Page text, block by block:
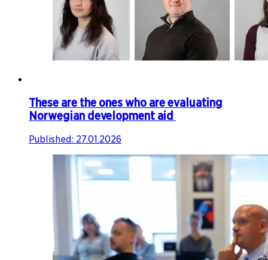
These are the ones who are evaluating
Norwegian development aid ​​​​‌ ‍ ​‍​‍‌‍ ‌ ​‍‌‍‍‌‌‍‌ ‌‍‍‌‌‍ ‍​‍​‍​ ‍‍​‍​‍‌ ​ ‌‍​‌‌‍ ‍‌‍‍‌‌ ‌​‌ ‍‌​‍ ‍‌‍‍‌‌‍ ​‍​‍​‍ ​​‍​‍‌‍‍​‌ ​‍‌‍‌‌‌‍‌‍​‍​‍​ ‍‍​‍​‍‌‍‍​‌ ‌​‌ ‌​‌ ​​‌ ​ ​ ‍‍​‍ ​‍ ‌‍ ‍‌‍ ‌ ​‍‌‍‌‌‌‍​ ​‍ ‌‌‍‌‌‌ ‌‍‌‍​‌‌‍ ​​‍ ‌‌‍​ ‌‍ ‌‌ ​ ​‍ ‍‌ ‌‍‌‍‌‌‌ ​‍‌‍​ ‌‍‌‌‌‍ ​​‍ ‍‌‍​‌‌ ​​‌ ​​​‍ ‌‍‍‌‌‍ ‍‌ ‌​‌‍‌‌‌‍ ‍‌ ‌​​‍ ‌‍‌‌‌‍‌​‌‍‍‌‌ ‌​​‍ ‌‍ ‌‌‍ ‌‍‌​‌‍‌‌​ ‌‌ ​​‌ ​‍‌‍‌‌‌ ​ ‌‍‌‌‌‍ ‍‌ ‌​‌‍​‌‌ ‌​‌‍‍‌‌‍ ‌‍ ‍​ ‍ ‌‍‍‌‌‍‌​​ ‌​ ​ ​ ​​​ ‍‌​ ​ ​ ‌​‌‍​‌​ ​ ‌‍‌​​‍ ‌​ ​ ​ ​​​ ​​​ ‍​​‍ ‌​ ‌​‌‍​‍​ ​‍​ ​‌​‍ ‌‌‍​‌‌‍​‍​ ​ ​ ‌‍​‍ ‌‌‍​‍​ ‌‌‌‍‌‌​ ‌ ‌‍​‍​ ​ ​ ‌​​ ​‌‌‍​‌‌‍‌‌​ ​‍​ ‍‌​ ‍ ‌ ‌​‌ ‍‌‌ ​​‌‍‌‌​ ‌‌‍ ‍‌‍‌‌‌ ‌ ‌ ​ ‌​​‌‌ ​‍‌ ‌​‌‍‍‌‌‍​ ‌‍ ​‌‍‌‌​ ‍ ‌ ​​‌‍​‌‌ ‌​‌‍‍​​ ‌‌ ‌​‌‍‍‌‌ ‌​‌‍ ​‌‍‌‌​ ‌‍​‍‌‍​‌‌ ​ ‌‍‌‌‌‌‌‌‌ ​‍‌‍ ​​ ‌‌‍‍​‌ ‌​‌ ‌​‌ ​​‌ ​ ​‍‌‌​ ​ ‌​​‌​‍‌‌​ ​‍‌​‌‍​‍‌‌​ ​‍‌​‌‍‌‍ ‍‌‍ ‌ ​‍‌‍‌‌‌‍​ ​‍ ‌‌‍‌‌‌ ‌‍‌‍​‌‌‍ ​​‍ ‌‌‍​ ‌‍ ‌‌ ​ ​‍ ‍‌ ‌‍‌‍‌‌‌ ​‍‌‍​ ‌‍‌‌‌‍ ​​‍ ‍‌‍​‌‌ ​​‌ ​​​‍‌‍‌‍‍‌‌‍‌​​ ‌​ ​ ​ ​​​ ‍‌​ ​ ​ ‌​‌‍​‌​ ​ ‌‍‌​​‍ ‌​ ​ ​ ​​​ ​​​ ‍​​‍ ‌​ ‌​‌‍​‍​ ​‍​ ​‌​‍ ‌‌‍​‌‌‍​‍​ ​ ​ ‌‍​‍ ‌‌‍​‍​ ‌‌‌‍‌‌​ ‌ ‌‍​‍​ ​ ​ ‌​​ ​‌‌‍​‌‌‍‌‌​ ​‍​ ‍‌​‍‌‍‌ ‌​‌ ‍‌‌ ​​‌‍‌‌​ ‌‌‍ ‍‌‍‌‌‌ ‌ ‌ ​ ‌​​‌‌ ​‍‌ ‌​‌‍‍‌‌‍​ ‌‍ ​‌‍‌‌​‍‌‍‌ ​​‌‍​‌‌ ‌​‌‍‍​​ ‌‌ ‌​‌‍‍‌‌ ‌​‌‍ ​‌‍‌‌​‍‌‍‌ ​​‌‍‌‌‌ ​‍‌ ​ ‌ ​​‌‍‌‌‌‍​ ‌ ‌​‌‍‍‌‌ ‌‍‌‍‌‌​ ‌‌ ​​‌ ‌‌‌‍​‍‌‍ ​‌‍‍‌‌ ​ ‌‍‍​‌‍‌‌‌‍‌​​‍​‍‌ ‌
Published: 27.01.2026